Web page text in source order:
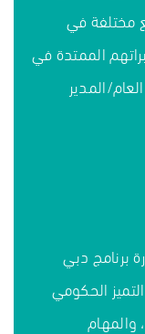
مختلفة في
الممتدة في
المدير
برنامج دبي
منظومة التميز الحكومي
والمهام